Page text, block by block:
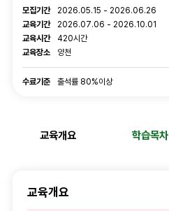
강의 정보
모집기간
2026.05.15 - 2026.06.26
교육기간
2026.07.06 - 2026.10.01
교육시간
420시간
교육장소
양천
수료기준
수료기준 출석률 80%이상
교육개요 학습목차
교육개요